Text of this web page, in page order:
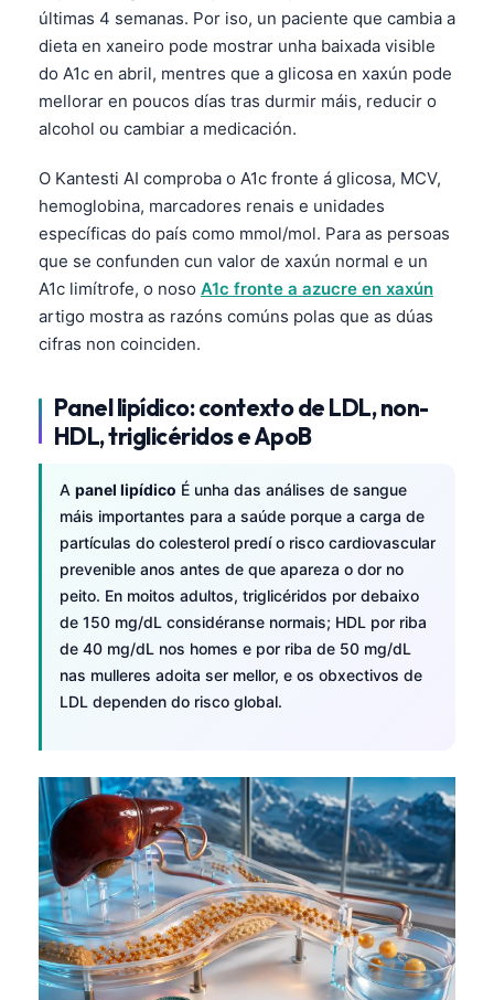
últimas 4 semanas. Por iso, un paciente que cambia a
dieta en xaneiro pode mostrar unha baixada visible
do A1c en abril, mentres que a glicosa en xaxún pode
mellorar en poucos días tras durmir máis, reducir o
alcohol ou cambiar a medicación.
O Kantesti AI comproba o A1c fronte á glicosa, MCV,
hemoglobina, marcadores renais e unidades
específicas do país como mmol/mol. Para as persoas
que se confunden cun valor de xaxún normal e un
A1c limítrofe, o noso A1c fronte a azucre en xaxún
artigo mostra as razóns comúns polas que as dúas
cifras non coinciden.
Panel lipídico: contexto de LDL, non-
HDL, triglicéridos e ApoB
A panel lipídico É unha das análises de sangue
máis importantes para a saúde porque a carga de
partículas do colesterol predí o risco cardiovascular
prevenible anos antes de que apareza o dor no
peito. En moitos adultos, triglicéridos por debaixo
de 150 mg/dL considéranse normais; HDL por riba
de 40 mg/dL nos homes e por riba de 50 mg/dL
nas mulleres adoita ser mellor, e os obxectivos de
LDL dependen do risco global.
Ślōnskŏ gŏdka
Norsk bokmål